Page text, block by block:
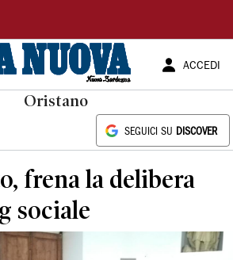
ACCEDI
Oristano
SEGUICI SU DISCOVER
frena la delibera
sociale